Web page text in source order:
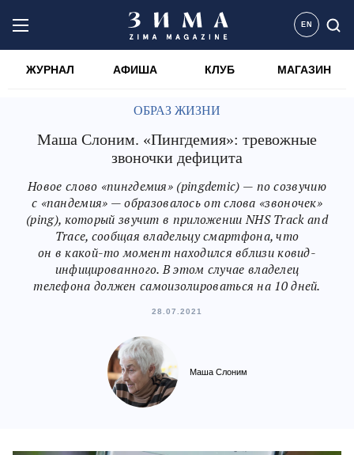
EN
ЖУРНАЛ АФИША КЛУБ МАГАЗИН
ОБРАЗ ЖИЗНИ
Маша Слоним. «Пингдемия»: тревожные
звоночки дефицита
Новое слово «пингдемия» (pingdemic) — по созвучию
с «пандемия» — образовалось от слова «звоночек»
(ping), который звучит в приложении NHS Track and
Trace, сообщая владельцу смартфона, что
он в какой-то момент находился вблизи ковид-
инфицированного. В этом случае владелец
телефона должен самоизолироваться на 10 дней.
28.07.2021
Маша Слоним